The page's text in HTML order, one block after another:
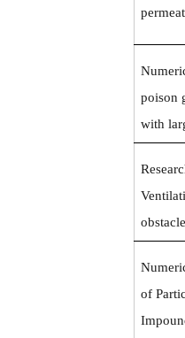
poison
with
of